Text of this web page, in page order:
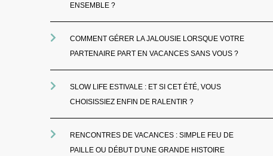
ENSEMBLE ?
COMMENT GÉRER LA JALOUSIE LORSQUE VOTRE
PARTENAIRE PART EN VACANCES SANS VOUS ?
SLOW LIFE ESTIVALE : ET SI CET ÉTÉ, VOUS
CHOISISSIEZ ENFIN DE RALENTIR ?
RENCONTRES DE VACANCES : SIMPLE FEU DE
PAILLE OU DÉBUT D'UNE GRANDE HISTOIRE